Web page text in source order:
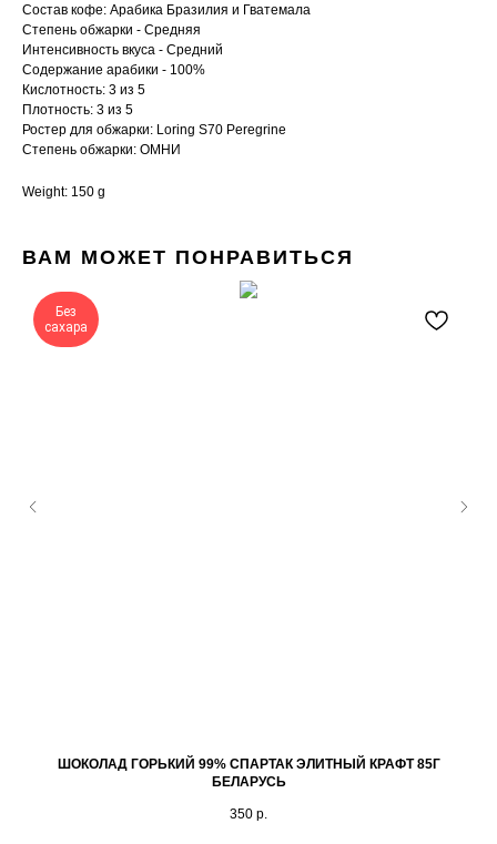
Состав кофе: Арабика Бразилия и Гватемала
Степень обжарки - Средняя
Интенсивность вкуса - Средний
Содержание арабики - 100%
Кислотность: 3 из 5
Плотность: 3 из 5
Ростер для обжарки: Loring S70 Peregrine
Cтепень обжарки: ОМНИ
Weight: 150 g
ВАМ МОЖЕТ ПОНРАВИТЬСЯ
Без
сахара
ШОКОЛАД ГОРЬКИЙ 99% СПАРТАК ЭЛИТНЫЙ КРАФТ 85Г
БЕЛАРУСЬ
350 р.